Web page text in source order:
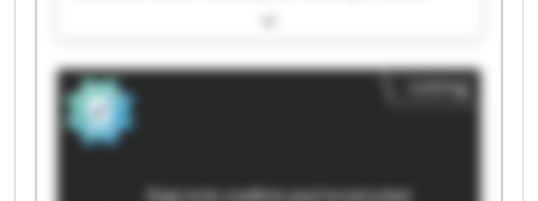
LüneHanse Vertriebs GmbH LüneHanse
LüneHanse Vertriebs GmbH LüneHanse
Vertriebs GmbH LüneHanse Vertriebs GmbH
LüneHanse Vertriebs GmbH LüneHanse
Vertriebs GmbH LüneHanse Vertriebs GmbH
Vertriebs GmbH LüneHanse Vertriebs GmbH
Listing